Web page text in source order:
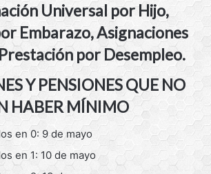
Universal por Hijo,
Embarazo, Asignaciones
por Desempleo.
Y PENSIONES QUE NO
HABER MÍNIMO
en 0: 9 de mayo
en 1: 10 de mayo